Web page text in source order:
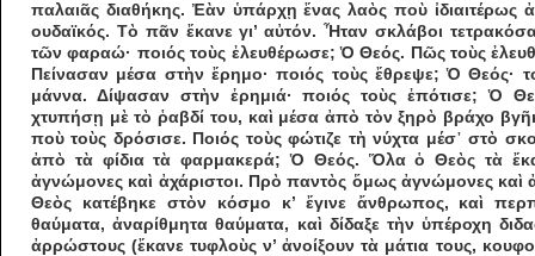
παλαιᾶς διαθήκης. Ἐὰν ὑπάρχῃ ἕνας λαὸς ποὺ
ουδαϊκός. Τὸ πᾶν ἔκανε γι’ αὐτόν. Ἦταν σκλά­βοι
τῶν φαραώ· ποιός τοὺς ἐλευθέρωσε; Ὁ Θεός. Πῶς τοὺς
Πείνασαν μέσα στὴν ἔρημο· ποιός τοὺς ἔθρεψε; Ὁ Θεός·
μάν­να. Δίψασαν στὴν ἐρημιά· ποιός τοὺς ἐπότισε; Ὁ
χτυπήσῃ μὲ τὸ ῥαβδί του, καὶ μέσα ἀπὸ τὸν ξηρὸ βράχο
ποὺ τοὺς δρόσισε. Ποιός τοὺς φώ­τιζε τὴ νύχτα μέσ᾽ στὸ
ἀπὸ τὰ φίδια τὰ φαρμακερά; Ὁ Θεός. Ὅλα ὁ Θεὸς τὰ
ἀγνώμονες καὶ ἀχάριστοι. Πρὸ παντὸς ὅμως ἀγνώμονες καὶ
Θεὸς κα­τέβηκε στὸν κόσμο κ’ ἔγινε ἄνθρωπος, καὶ
θαύματα, ἀν­αρίθμητα θαύ­ματα, καὶ δίδαξε τὴν ὑπέροχη
ἀρρώ­στους (ἔκανε τυφλοὺς ν’ ἀνοίξουν τὰ μάτια τους,